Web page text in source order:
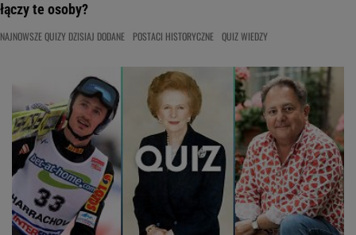
łączy te osoby?
NAJNOWSZE QUIZY DZISIAJ DODANE POSTACI HISTORYCZNE QUIZ WIEDZY